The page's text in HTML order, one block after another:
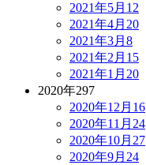
2021年5月 12
2021年4月 20
2021年3月 8
2021年2月 15
2021年1月 20
2020年297
2020年12月 16
2020年11月 24
2020年10月 27
2020年9月 24